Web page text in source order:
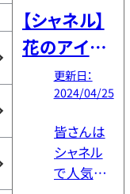
いデザイ
ンと高品
質なシル
クが特徴
で、一枚持
だけでコ
ーディネ
ートの幅
【シャネル】
花のアイコ
ン「カメリ
ア」シリーズ
の魅力とコ
レクション
を解説
更新日：
2024/04/25
皆さんは
シャネル
で人気が